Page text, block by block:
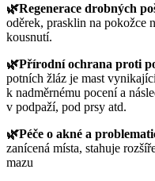
🌿Regenerace drobných
oděrek, prasklin na pokožce
kousnutí.
🌿Přírodní ochrana proti
potních žláz je mast
k nadměrnému pocení a
v podpaží, pod prsy atd.
🌿Péče o akné a
zanícená místa, stahuje
mazu